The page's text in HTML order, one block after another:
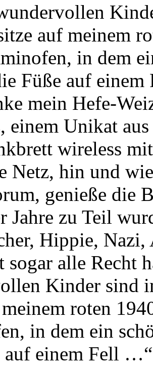
auf meinem
in dem
Füße auf
mein Hefe-
einem Unikat
wireless
Netz, hin und
genieße die
Jahre zu Teil
Hippie,
alle Recht
Kinder sind
roten
in dem ein
auf einem Fell …“